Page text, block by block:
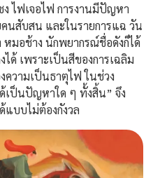
ง ไฟเจอไฟ การงานมีปัญหา
นสับสน และในรายการแฉ วัน
มอช้าง นักพยากรณ์ชื่อดังก็ได้
ด้ เพราะเป็นสีของการเฉลิม
ความเป็นธาตุไฟ ในช่วง
เป็นปัญหาใด ๆ ทั้งสิ้น” จึง
แบบไม่ต้องกังวล